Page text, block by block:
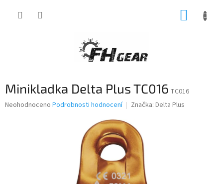
Minikladka Delta Plus TC016 TC016
Průměrné
Neohodnoceno Podrobnosti hodnocení Značka: Delta Plus